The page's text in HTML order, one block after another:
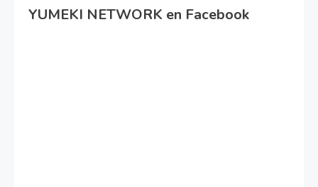
YUMEKI NETWORK en Facebook